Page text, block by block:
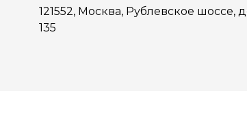
121552, Москва, Рублевское шоссе,
135